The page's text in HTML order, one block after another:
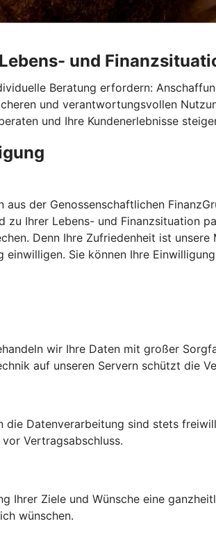
und
Beratung erfordern:
und verantwortungsvollen
und Ihre Kundenerlebnisse
der Genossenschaftlichen
Ihrer Lebens- und Finanzsituation
Denn Ihre Zufriedenheit ist
Sie können Ihre
wir Ihre Daten mit großer
auf unseren Servern schützt die
die Datenverarbeitung sind stets
Vertragsabschluss.
Ihrer Ziele und Wünsche eine
wünschen.